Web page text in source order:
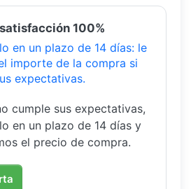
100%
en un plazo de 14 días: le
importe de la compra si
expectativas.
cumple sus expectativas,
en un plazo de 14 días y
el precio de compra.